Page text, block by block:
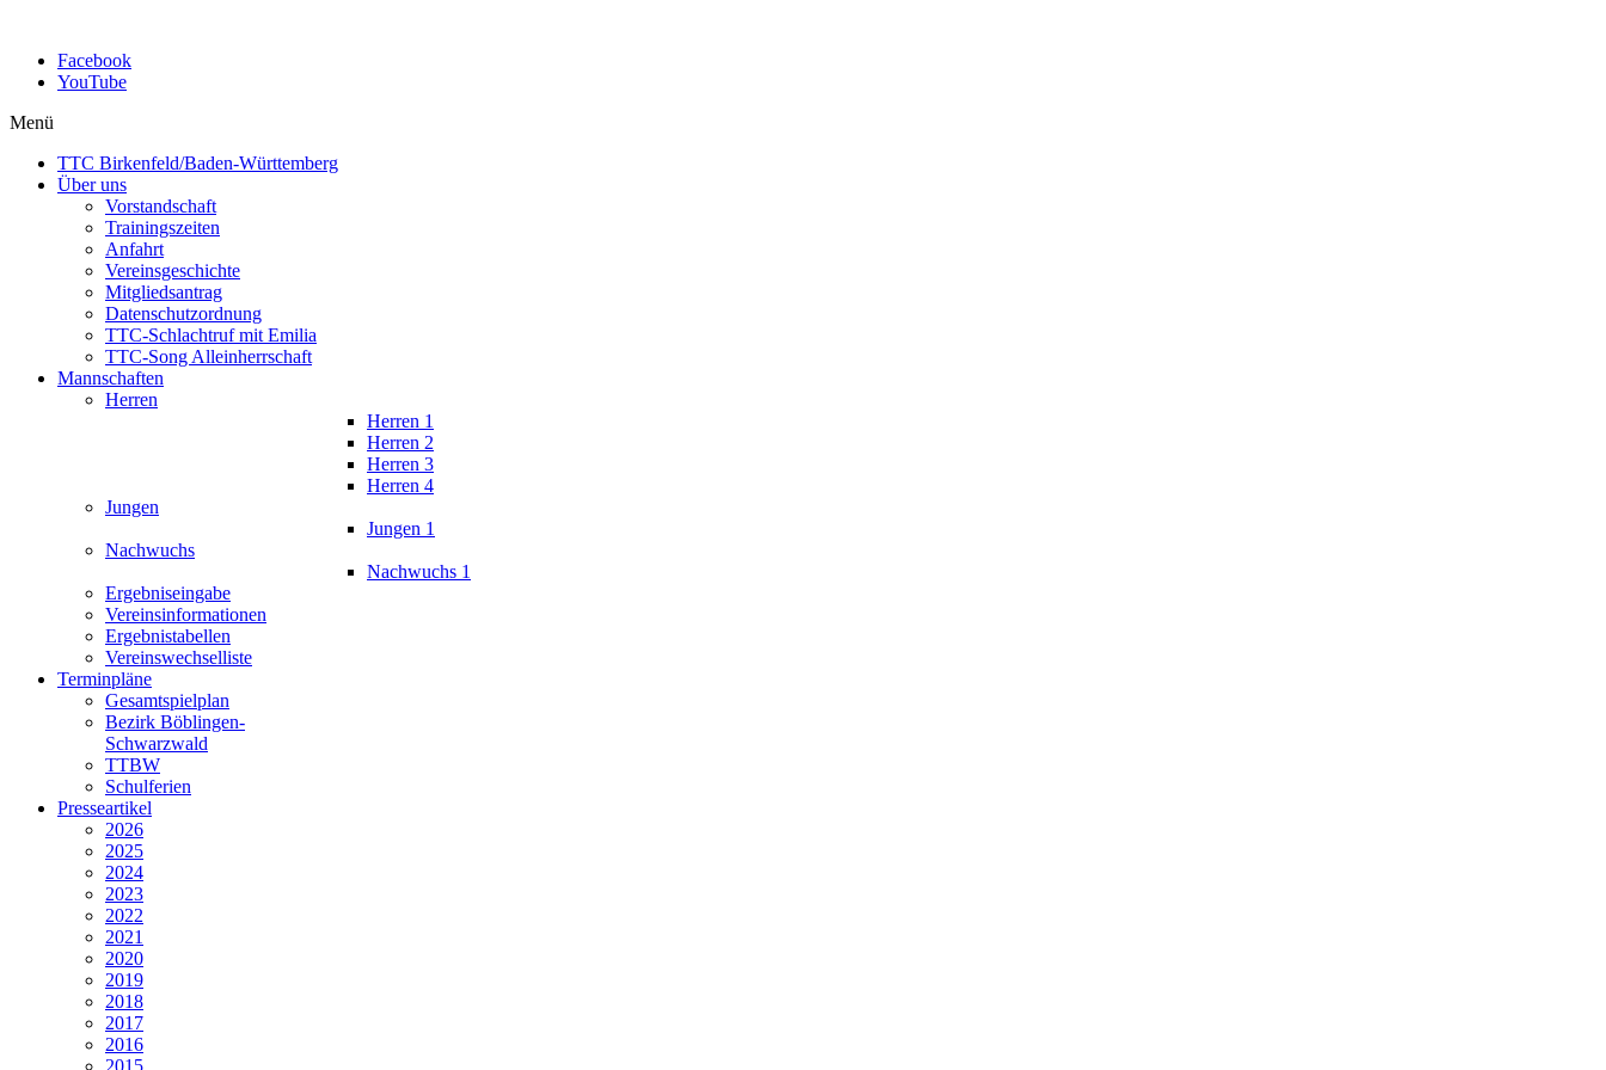
Facebook
YouTube
Menü
TTC Birkenfeld/Baden-Württemberg
Über uns
Vorstandschaft
Trainingszeiten
Anfahrt
Vereinsgeschichte
Mitgliedsantrag
Datenschutzordnung
TTC-Schlachtruf mit Emilia
TTC-Song Alleinherrschaft
Mannschaften
Herren
Herren 1
Herren 2
Herren 3
Herren 4
Jungen
Jungen 1
Nachwuchs
Nachwuchs 1
Ergebniseingabe
Vereinsinformationen
Ergebnistabellen
Vereinswechselliste
Terminpläne
Gesamtspielplan
Bezirk Böblingen-
Schwarzwald
TTBW
Schulferien
Presseartikel
2026
2025
2024
2023
2022
2021
2020
2019
2018
2017
2016
2015